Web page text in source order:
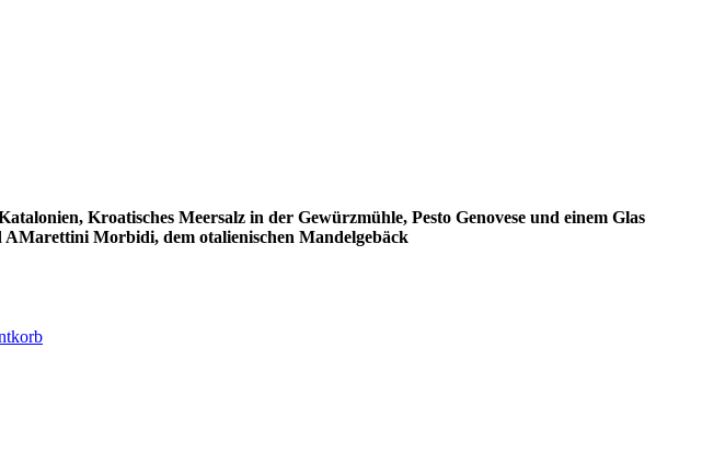
Kroatisches Meersalz in der Gewürzmühle, Pesto Genovese und einem Glas
Morbidi, dem otalienischen Mandelgebäck